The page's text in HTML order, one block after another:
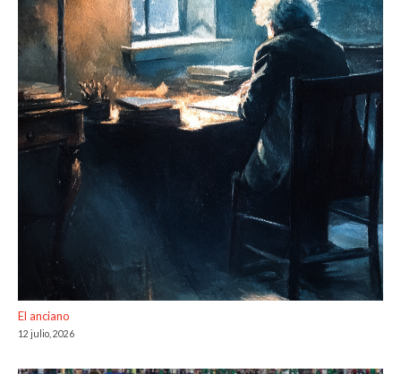
El anciano
12 julio, 2026